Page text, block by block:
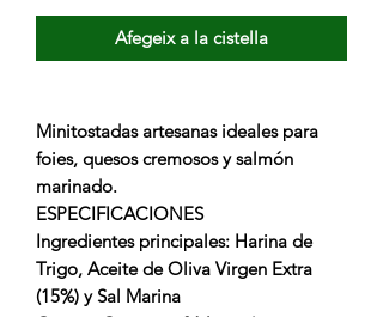
Afegeix a la cistella
Minitostadas artesanas ideales para
foies, quesos cremosos y salmón
marinado.
ESPECIFICACIONES
Ingredientes principales: Harina de
Trigo, Aceite de Oliva Virgen Extra
(15%) y Sal Marina